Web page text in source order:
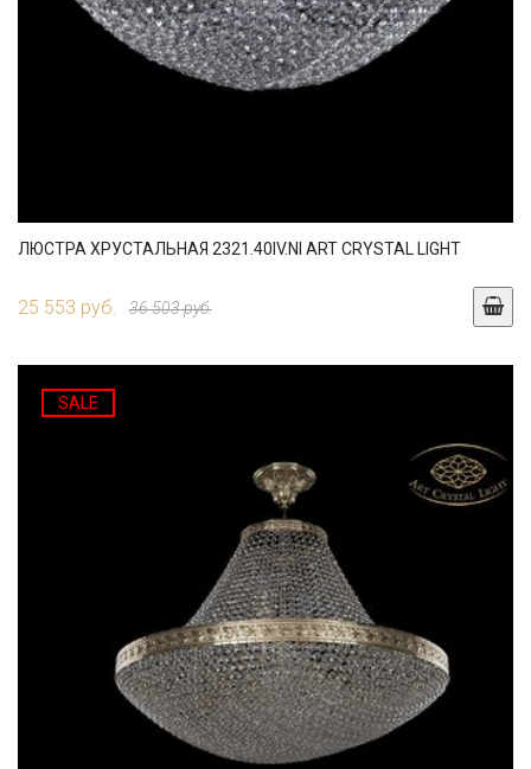
ЛЮСТРА ХРУСТАЛЬНАЯ 2321.40IV.NI ART CRYSTAL LIGHT
25 553 руб. 36 503 руб.
SALE